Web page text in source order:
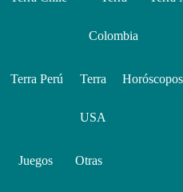
Colombia
Terra Perú Terra
USA
Horóscopos
Juegos Otras